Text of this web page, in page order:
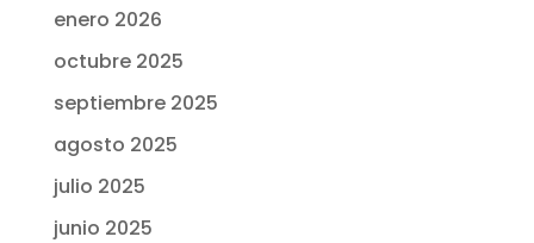
enero 2026
octubre 2025
septiembre 2025
agosto 2025
julio 2025
junio 2025